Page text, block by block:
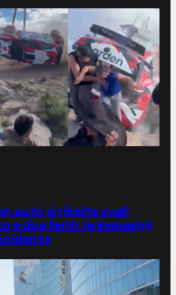
auto si ribalta sugli
e due feriti, le immagini